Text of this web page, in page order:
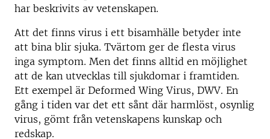
har beskrivits av vetenskapen.
Att det finns virus i ett bisamhälle betyder inte
att bina blir sjuka. Tvärtom ger de flesta virus
inga symptom. Men det finns alltid en möjlighet
att de kan utvecklas till sjukdomar i framtiden.
Ett exempel är Deformed Wing Virus, DWV. En
gång i tiden var det ett sånt där harmlöst, osynlig
virus, gömt från vetenskapens kunskap och
redskap.